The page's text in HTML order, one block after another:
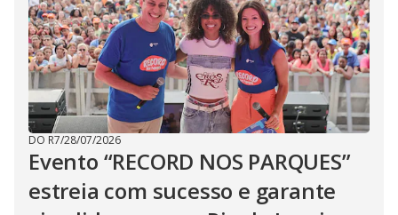
DO R7/28/07/2026
Evento “RECORD NOS PARQUES”
estreia com sucesso e garante